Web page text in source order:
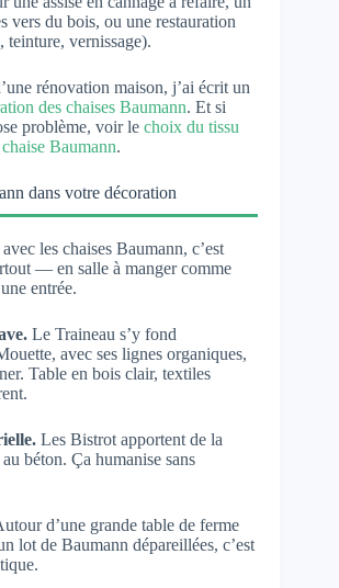
vers du bois, ou une restauration
teinture, vernissage).
rénovation maison, j’ai écrit un
des chaises Baumann. Et si
problème, voir le choix du tissu
Baumann.
dans votre décoration
les chaises Baumann, c’est
— en salle à manger comme
entrée.
Le Traineau s’y fond
avec ses lignes organiques,
Table en bois clair, textiles
Les Bistrot apportent de la
béton. Ça humanise sans
d’une grande table de ferme
lot de Baumann dépareillées, c’est